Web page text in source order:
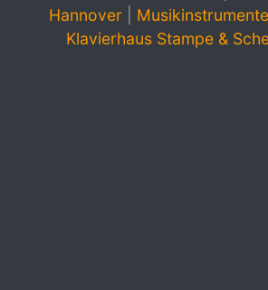
Hannover
Klavierhaus Stampe &